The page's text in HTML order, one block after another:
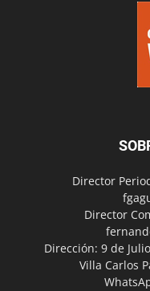
Director
Director
Dirección: 9 de
Villa Carlos